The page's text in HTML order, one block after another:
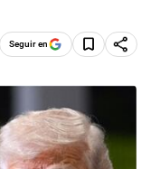
Seguir en